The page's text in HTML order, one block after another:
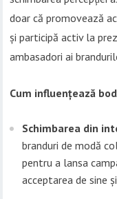
doar că promovează
și participă activ la
ambasadori ai
Cum influențează
Schimbarea din
branduri de modă
pentru a lansa
acceptarea de sine